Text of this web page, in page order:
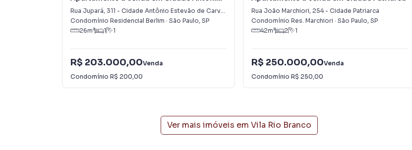
produzir campanhas específicas para São Paulo, o que aumenta muito o número de contatos
interessados e tendo como consequência uma maior chance de vender ou alugar seu imóvel mais
rápido. Contamos também com um time de programadores, corretores treinados e uma central de
Estevão de Carvalho
Rua Jupará, 311 - Cidade Antônio Estevão de Carvalho
Condomínio Residencial Berlim · São Paulo, SP
26m² 1 1
R$ 203.000,00Venda
Condomínio R$ 200,00
Rua João Marchiori, 254- Cidade Patriarca
Condomínio Res. Marchiori · São Paulo, SP
42m² 2 1
R$ 250.000,00Venda
Condomínio R$ 250,00
Ver mais imóveis em Vila Rio Branco